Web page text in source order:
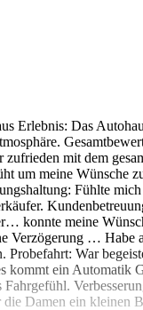
Erlebnis: Das
mit dem
um meine Wünsche
Fühlte
konnte meine
Verzögerung … Habe
Probefahrt: War
kommt ein Automatik
Damen ein kleinen